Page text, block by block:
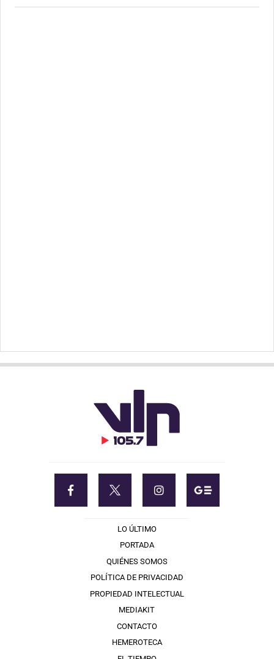
LO ÚLTIMO
PORTADA
QUIÉNES SOMOS
POLÍTICA DE PRIVACIDAD
PROPIEDAD INTELECTUAL
MEDIAKIT
CONTACTO
HEMEROTECA